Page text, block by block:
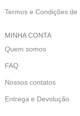
Termos e Condições de
MINHA CONTA
Quem somos
FAQ
Nossos contatos
Entrega e Devolução